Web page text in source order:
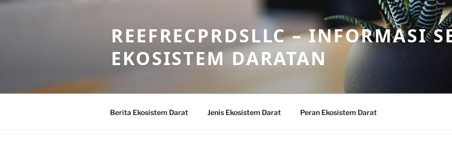
Skip
REEFRECPRDSLLC – INFORMASI
EKOSISTEM DARATAN
Berita Ekosistem Darat Jenis Ekosistem Darat Peran Ekosistem Darat